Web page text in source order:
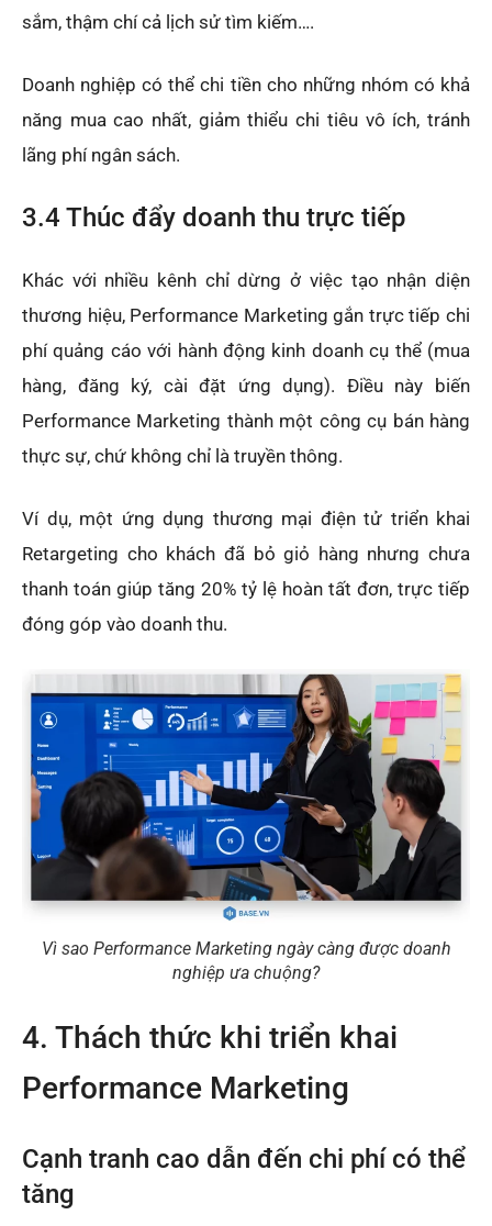
sắm, thậm chí cả lịch sử tìm kiếm….
Doanh nghiệp có thể chi tiền cho những nhóm có khả
năng mua cao nhất, giảm thiểu chi tiêu vô ích, tránh
lãng phí ngân sách.
3.4 Thúc đẩy doanh thu trực tiếp
Khác với nhiều kênh chỉ dừng ở việc tạo nhận diện
thương hiệu, Performance Marketing gắn trực tiếp chi
phí quảng cáo với hành động kinh doanh cụ thể (mua
hàng, đăng ký, cài đặt ứng dụng). Điều này biến
Performance Marketing thành một công cụ bán hàng
thực sự, chứ không chỉ là truyền thông.
Ví dụ, một ứng dụng thương mại điện tử triển khai
Retargeting cho khách đã bỏ giỏ hàng nhưng chưa
thanh toán giúp tăng 20% tỷ lệ hoàn tất đơn, trực tiếp
đóng góp vào doanh thu.
Vì sao Performance Marketing ngày càng được doanh
nghiệp ưa chuộng?
4. Thách thức khi triển khai
Performance Marketing
Cạnh tranh cao dẫn đến chi phí có thể
tăng